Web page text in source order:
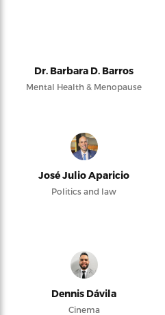
Dr. Barbara D. Barros
Mental Health & Menopause
José Julio Aparicio
Politics and law
Dennis Dávila
Cinema